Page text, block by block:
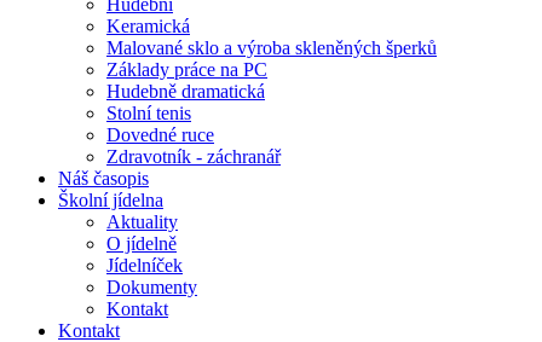
Hudební
Keramická
Malované sklo a výroba skleněných šperků
Základy práce na PC
Hudebně dramatická
Stolní tenis
Dovedné ruce
Zdravotník - záchranář
Náš časopis
Školní jídelna
Aktuality
O jídelně
Jídelníček
Dokumenty
Kontakt
Kontakt